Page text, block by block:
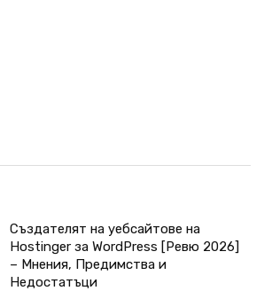
Създателят на уебсайтове на
Hostinger за WordPress [Ревю 2026]
– Мнения, Предимства и
Недостатъци